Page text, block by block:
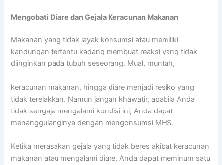
Mengobati Diare dan Gejala Keracunan Makanan
Makanan yang tidak layak konsumsi atau memiliki
kandungan tertentu kadang membuat reaksi yang tidak
diinginkan pada tubuh seseorang. Mual, muntah,
keracunan makanan, hingga diare menjadi resiko yang
tidak terelakkan. Namun jangan khawatir, apabila Anda
tidak sengaja mengalami kondisi ini, Anda dapat
menanggulanginya dengan mengonsumsi MHS.
Ketika merasakan gejala yang tidak beres akibat keracunan
makanan atau mengalami diare, Anda dapat meminum satu